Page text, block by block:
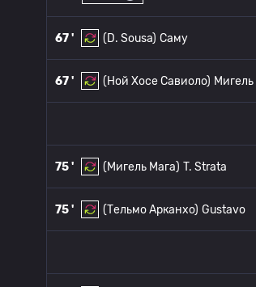
67 ' (D. Sousa) Саму
67 ' (Ной Хосе Савиоло)
75 ' (Мигель Мага) T. Strata
75 ' (Тельмо Арканхо) Gustavo